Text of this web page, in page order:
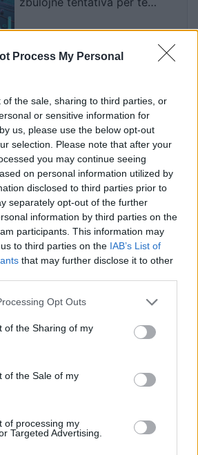
Process My Personal
of the sale, sharing to third parties, or
or sensitive information for
us, please use the below opt-out
selection. Please note that after your
you may continue seeing
on personal information utilized by
disclosed to third parties prior to
separately opt-out of the further
information by third parties on the
participants. This information may
to third parties on the IAB’s List of
that may further disclose it to other
Opt Outs
of the Sharing of my
of the Sale of my
of processing my
Targeted Advertising.
FSHF përcakton grupet e
for Europe
Esim for Caribbean
Germany|Esim for Greece|
Cup 2026|Esim for Saudi